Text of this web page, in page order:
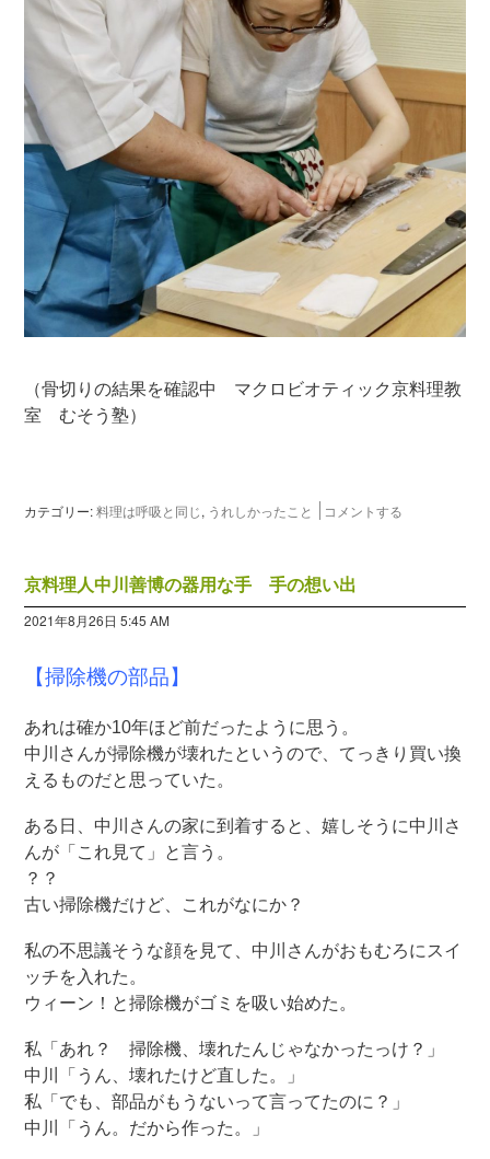
（骨切りの結果を確認中 マクロビオティック京料理教
室 むそう塾）
カテゴリー: 料理は呼吸と同じ, うれしかったこと コメントする
京料理人中川善博の器用な手 手の想い出
2021年8月26日 5:45 AM
【掃除機の部品】
あれは確か10年ほど前だったように思う。
中川さんが掃除機が壊れたというので、てっきり買い換
えるものだと思っていた。
ある日、中川さんの家に到着すると、嬉しそうに中川さ
んが「これ見て」と言う。
？？
古い掃除機だけど、これがなにか？
私の不思議そうな顔を見て、中川さんがおもむろにスイ
ッチを入れた。
ウィーン！と掃除機がゴミを吸い始めた。
私「あれ？ 掃除機、壊れたんじゃなかったっけ？」
中川「うん、壊れたけど直した。」
私「でも、部品がもうないって言ってたのに？」
中川「うん。だから作った。」